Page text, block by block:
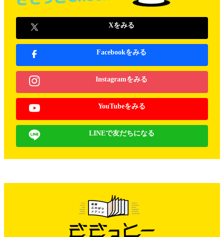
Xをみる
Facebookをみる
Instagramをみる
YouTubeをみる
LINEで友だちになる